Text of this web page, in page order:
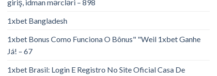
giriş, idman mərcləri – 898
1xbet Bangladesh
1xbet Bonus Como Funciona O Bônus" "Weil 1xbet Ganhe
Já! – 67
1xbet Brasil: Login E Registro No Site Oficial Casa De